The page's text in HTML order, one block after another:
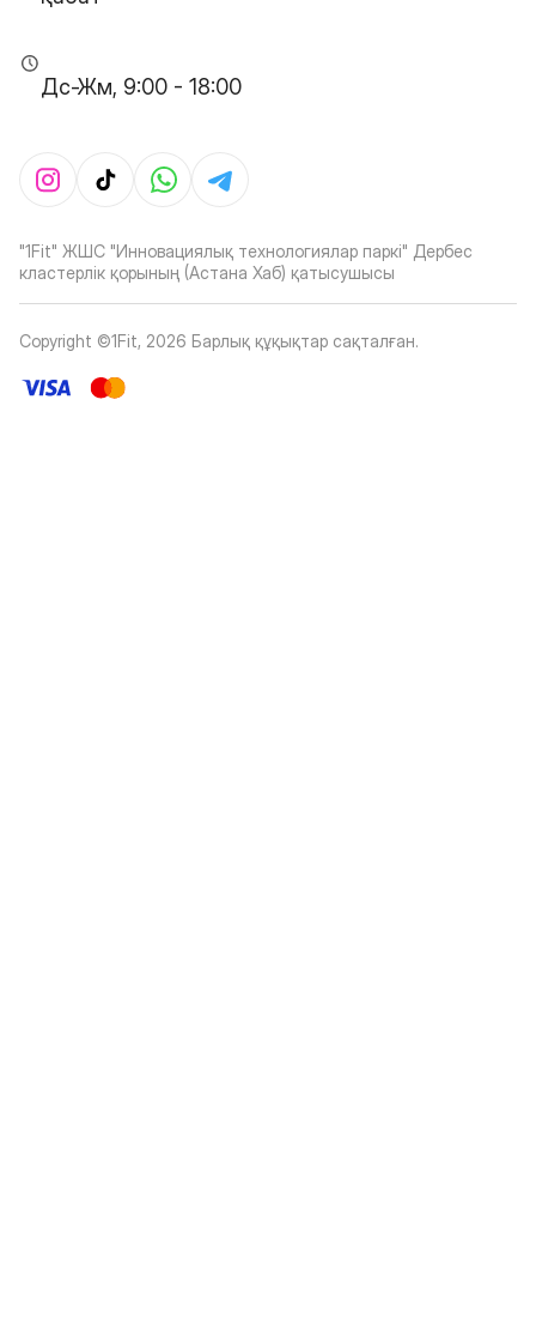
Дс-Жм, 9:00 - 18:00
"1Fit" ЖШС "Инновациялық технологиялар паркі" Дербес
кластерлік қорының (Астана Хаб) қатысушысы
Copyright ©1Fit, 2026 Барлық құқықтар сақталған.